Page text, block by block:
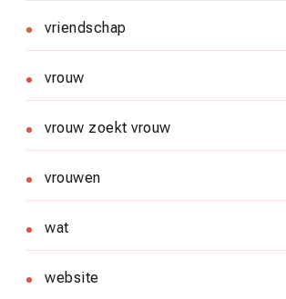
vriendschap
vrouw
vrouw zoekt vrouw
vrouwen
wat
website